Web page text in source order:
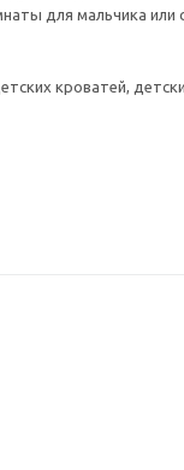
для мальчика или
кроватей,